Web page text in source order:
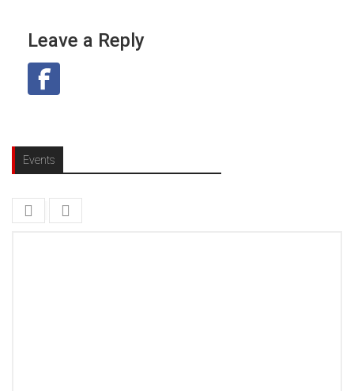
Leave a Reply
Events